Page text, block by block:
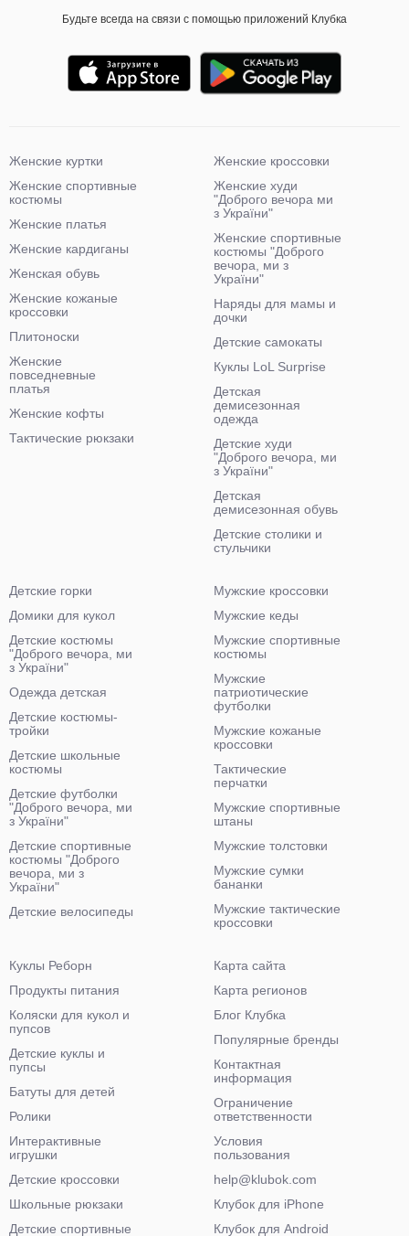
Будьте всегда на связи с помощью приложений Клубка
Женские куртки
Женские спортивные
костюмы
Женские платья
Женские кардиганы
Женская обувь
Женские кожаные
кроссовки
Плитоноски
Женские
повседневные
платья
Женские кофты
Тактические рюкзаки
Женские кроссовки
Женские худи
"Доброго вечора ми
з України"
Женские спортивные
костюмы "Доброго
вечора, ми з
України"
Наряды для мамы и
дочки
Детские самокаты
Куклы LoL Surprise
Детская
демисезонная
одежда
Детские худи
"Доброго вечора, ми
з України"
Детская
демисезонная обувь
Детские столики и
стульчики
Детские горки
Домики для кукол
Детские костюмы
"Доброго вечора, ми
з України"
Одежда детская
Детские костюмы-
тройки
Детские школьные
костюмы
Детские футболки
"Доброго вечора, ми
з України"
Детские спортивные
костюмы "Доброго
вечора, ми з
України"
Детские велосипеды
Мужские кроссовки
Мужские кеды
Мужские спортивные
костюмы
Мужские
патриотические
футболки
Мужские кожаные
кроссовки
Тактические
перчатки
Мужские спортивные
штаны
Мужские толстовки
Мужские сумки
бананки
Мужские тактические
кроссовки
Куклы Реборн
Продукты питания
Коляски для кукол и
пупсов
Детские куклы и
пупсы
Батуты для детей
Ролики
Интерактивные
игрушки
Детские кроссовки
Школьные рюкзаки
Детские спортивные
Карта сайта
Карта регионов
Блог Клубка
Популярные бренды
Контактная
информация
Ограничение
ответственности
Условия
пользования
help@klubok.com
Клубок для iPhone
Клубок для Android